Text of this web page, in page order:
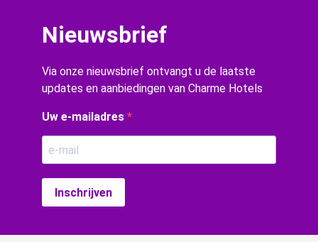
Nieuwsbrief
Via onze nieuwsbrief ontvangt u de laatste
updates en aanbiedingen van Charme Hotels
Uw e-mailadres
Inschrijven